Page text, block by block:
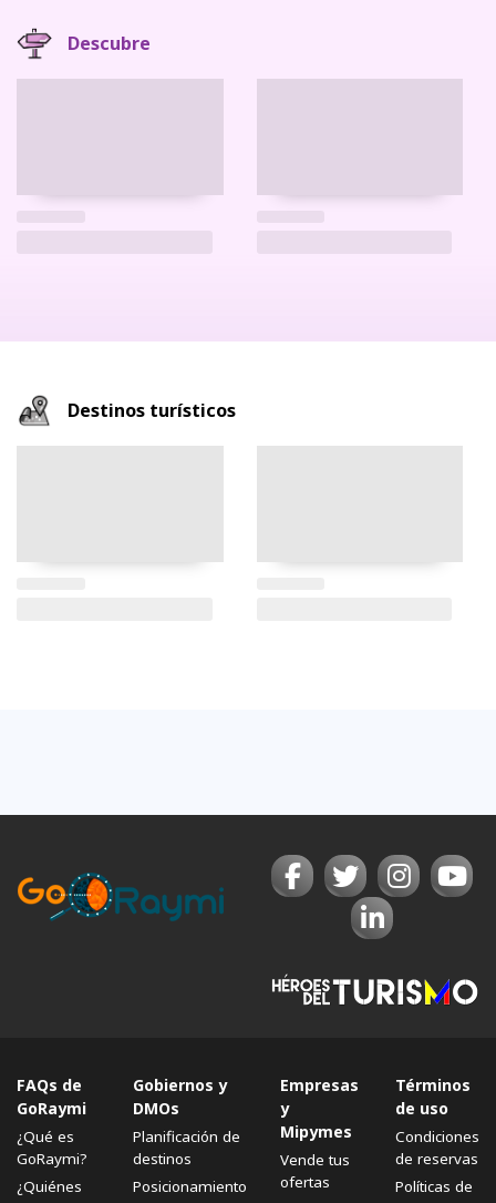
Descubre
Destinos turísticos
FAQs de
GoRaymi
¿Qué es
GoRaymi?
¿Quiénes
Gobiernos y
DMOs
Planificación de
destinos
Posicionamiento
Empresas
y
Mipymes
Vende tus
ofertas
Términos
de uso
Condiciones
de reservas
Políticas de